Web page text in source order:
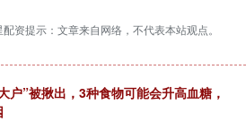
配资提示：文章来自网络，不代表本站观点。
户”被揪出，3种食物可能会升高血糖，